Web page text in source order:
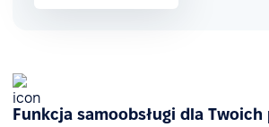
Funkcja samoobsługi dla